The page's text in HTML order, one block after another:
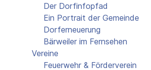
Der Dorfinfopfad
Ein Portrait der Gemeinde
Dorferneuerung
Bärweiler im Fernsehen
Vereine
Feuerwehr & Förderverein